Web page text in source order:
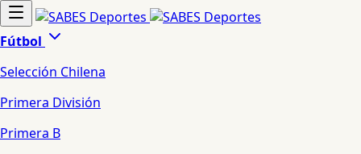
Fútbol
Selección Chilena
Primera División
Primera B